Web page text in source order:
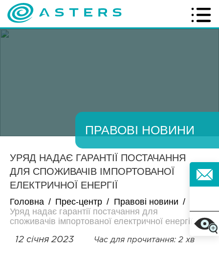
ПРАВОВІ НОВИНИ
УРЯД НАДАЄ ГАРАНТІЇ ПОСТАЧАННЯ
ДЛЯ СПОЖИВАЧІВ ІМПОРТОВАНОЇ
ЕЛЕКТРИЧНОЇ ЕНЕРГІЇ
Головна / Прес-центр / Правові новини /
Уряд надає гарантії постачання для
споживачів імпортованої електричної енергії
12 січня 2023 Час для прочитання: 2 хв